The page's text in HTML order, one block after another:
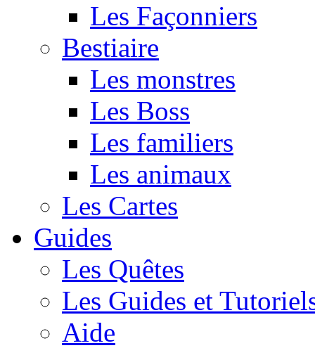
Les Façonniers
Bestiaire
Les monstres
Les Boss
Les familiers
Les animaux
Les Cartes
Guides
Les Quêtes
Les Guides et
Aide